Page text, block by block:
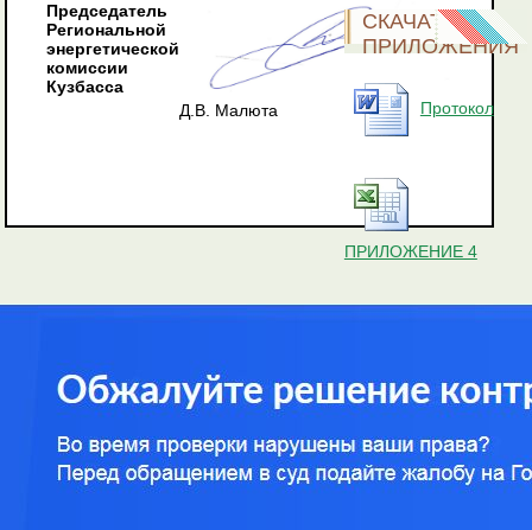
Председатель
Региональной
энергетической
комиссии
Кузбасса
Д.В. Малюта
СКАЧАТЬ
ПРИЛОЖЕНИЯ
Протокол
ПРИЛОЖЕНИЕ 4